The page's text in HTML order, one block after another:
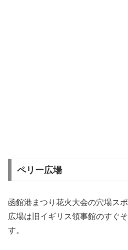
ペリー広場
函館港まつり花火大会の穴場ス
広場は旧イギリス領事館のすぐ
す。